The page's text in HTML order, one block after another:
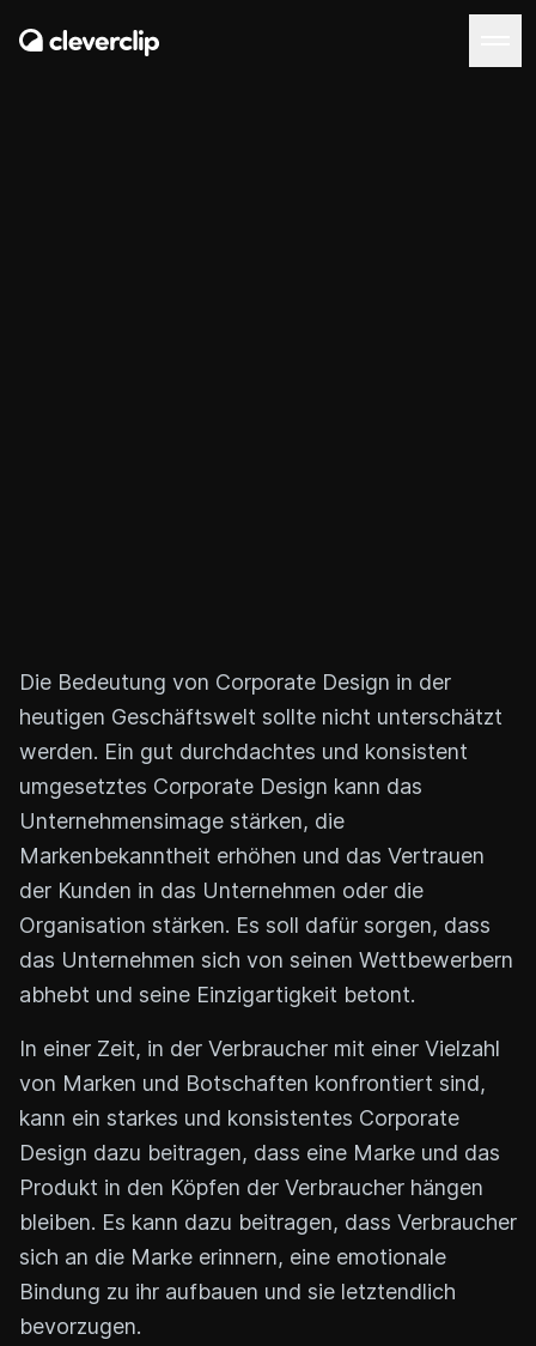
Die Bedeutung von Corporate Design in der
heutigen Geschäftswelt sollte nicht unterschätzt
werden. Ein gut durchdachtes und konsistent
umgesetztes Corporate Design kann das
Unternehmensimage stärken, die
Markenbekanntheit erhöhen und das Vertrauen
der Kunden in das Unternehmen oder die
Organisation stärken. Es soll dafür sorgen, dass
das Unternehmen sich von seinen Wettbewerbern
abhebt und seine Einzigartigkeit betont.
In einer Zeit, in der Verbraucher mit einer Vielzahl
von Marken und Botschaften konfrontiert sind,
kann ein starkes und konsistentes Corporate
Design dazu beitragen, dass eine Marke und das
Produkt in den Köpfen der Verbraucher hängen
bleiben. Es kann dazu beitragen, dass Verbraucher
sich an die Marke erinnern, eine emotionale
Bindung zu ihr aufbauen und sie letztendlich
bevorzugen.